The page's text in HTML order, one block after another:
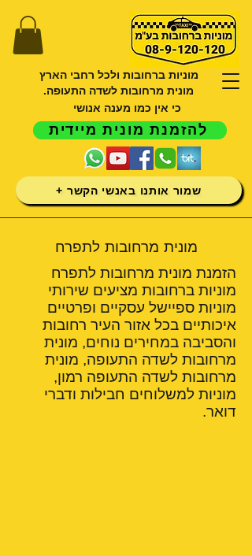
מוניות ברחובות ולכל רחבי הארץ
מונית מרחובות לשדה התעופה.
כי אין כמו מענה אנושי
להזמנת מונית מיידית
שמור אותנו באנשי הקשר +
מונית מרחובות לתפרח
הזמנת מונית מרחובות לתפרח
מוניות ברחובות מציעים שירותי
מוניות ספיישל עסקיים ופרטיים
איכותיים בכל אזור העיר רחובות
והסביבה במחירים נוחים, מונית
מרחובות לשדה התעופה, מונית
מרחובות לשדה התעופה רמון,
מוניות למשלוחים חבילות ודברי
דואר.